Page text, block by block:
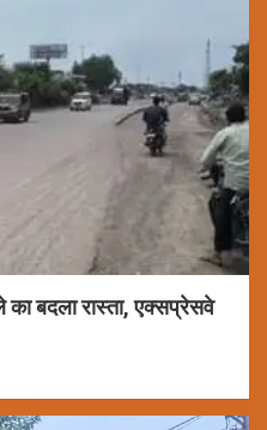
बदला रास्ता, एक्सप्रेसवे